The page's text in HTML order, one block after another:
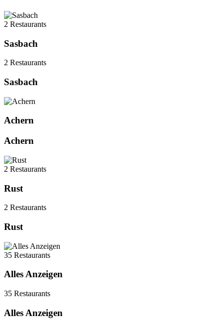
2 Restaurants
Sasbach
2 Restaurants
Sasbach
Achern
Achern
2 Restaurants
Rust
2 Restaurants
Rust
35 Restaurants
Alles Anzeigen
35 Restaurants
Alles Anzeigen